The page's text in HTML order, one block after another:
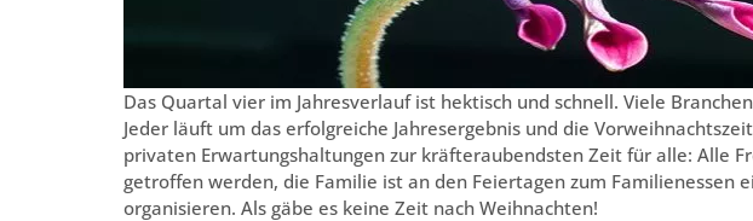
Das Quartal vier im Jahresverlauf ist hektisch und schnell. Viele
Jeder läuft um das erfolgreiche Jahresergebnis und die
privaten Erwartungshaltungen zur kräfteraubendsten Zeit für alle: Alle
getroffen werden, die Familie ist an den Feiertagen zum Familienessen
organisieren. Als gäbe es keine Zeit nach Weihnachten!